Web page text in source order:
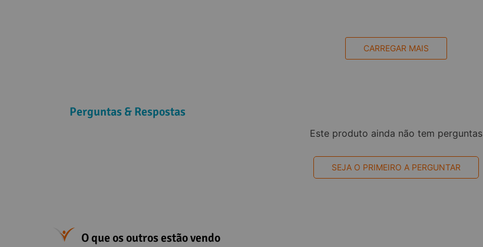
CARREGAR MAIS
Perguntas & Respostas
Este produto ainda não tem perguntas
SEJA O PRIMEIRO A PERGUNTAR
O que os outros estão vendo